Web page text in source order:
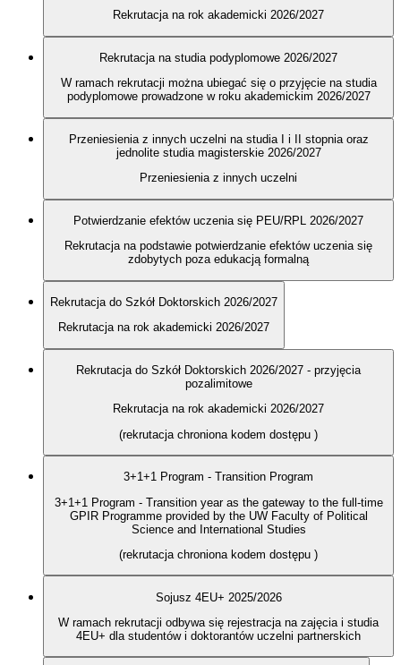
Rekrutacja na rok akademicki 2026/2027
Rekrutacja na studia podyplomowe 2026/2027
W ramach rekrutacji można ubiegać się o przyjęcie na studia
podyplomowe prowadzone w roku akademickim 2026/2027
Przeniesienia z innych uczelni na studia I i II stopnia oraz
jednolite studia magisterskie 2026/2027
Przeniesienia z innych uczelni
Potwierdzanie efektów uczenia się PEU/RPL 2026/2027
Rekrutacja na podstawie potwierdzanie efektów uczenia się
zdobytych poza edukacją formalną
Rekrutacja do Szkół Doktorskich 2026/2027
Rekrutacja na rok akademicki 2026/2027
Rekrutacja do Szkół Doktorskich 2026/2027 - przyjęcia
pozalimitowe
Rekrutacja na rok akademicki 2026/2027
(rekrutacja chroniona kodem dostępu )
3+1+1 Program - Transition Program
3+1+1 Program - Transition year as the gateway to the full-time
GPIR Programme provided by the UW Faculty of Political
Science and International Studies
(rekrutacja chroniona kodem dostępu )
Sojusz 4EU+ 2025/2026
W ramach rekrutacji odbywa się rejestracja na zajęcia i studia
4EU+ dla studentów i doktorantów uczelni partnerskich